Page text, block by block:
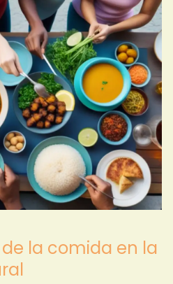
la comida en la